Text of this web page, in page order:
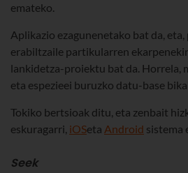
emateko.
Aplikazio ezagunenetako bat da,
erabiltzaile partikularren
lankidetza-proiektu bat da. Horrela,
eta espezieei buruzko datu-base
Tokiko bertsioak ditu, eta zenbait
eskuragarri, iOSeta Android sistema
Seek